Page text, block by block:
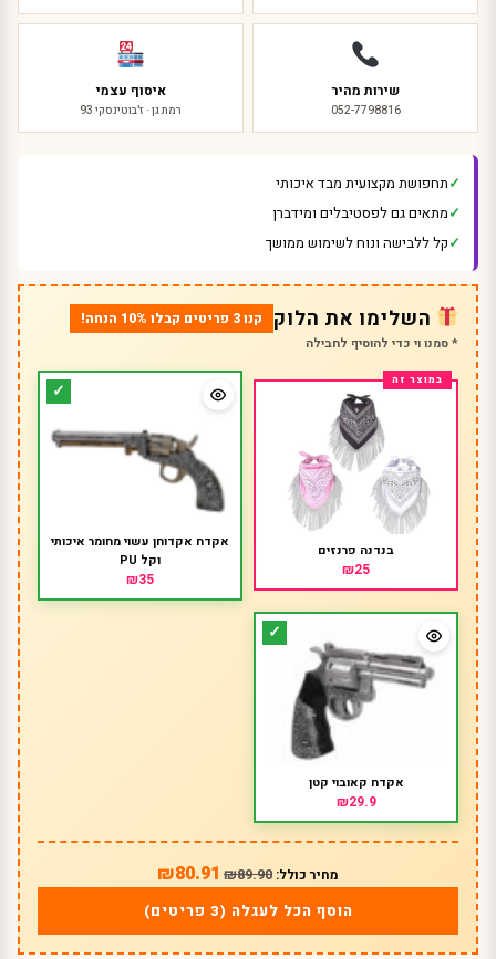
שירות מהיר
052-7798816
איסוף עצמי
רמת גן · ז'בוטינסקי 93
תחפושת מקצועית מבד איכותי
מתאים גם לפסטיבלים ומידברן
קל ללבישה ונוח לשימוש ממושך
השלימו את הלוק קנו 3 פריטים קבלו 10% הנחה!
* סמנו וי כדי להוסיף לחבילה
בנדנה פרנזים
₪25
אקדח אקדוחן עשוי מחומר איכותי
וקל PU
₪35
אקדח קאובוי קטן
₪29.9
מחיר כולל: ₪89.90
₪80.91
הוסף הכל לעגלה (3 פריטים)